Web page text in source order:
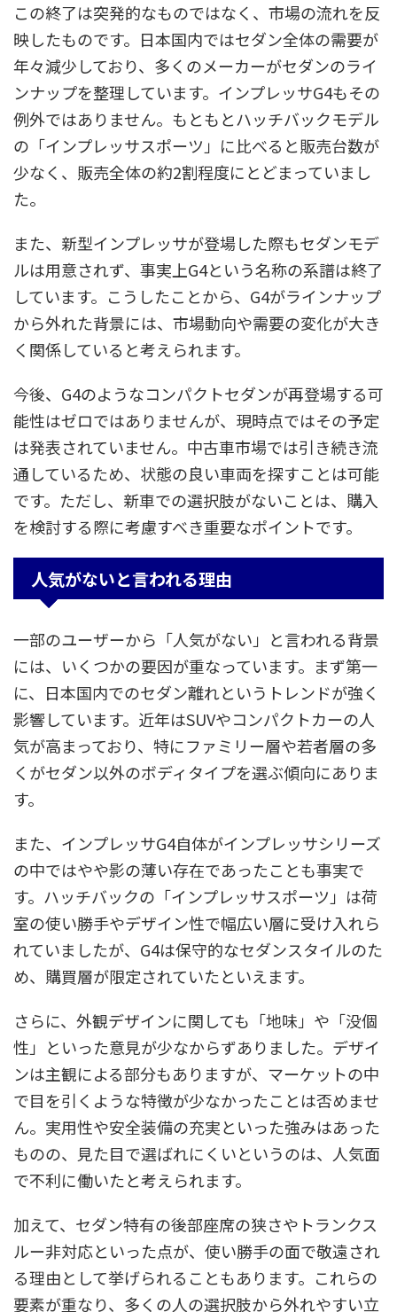
この終了は突発的なものではなく、市場の流れを反
映したものです。日本国内ではセダン全体の需要が
年々減少しており、多くのメーカーがセダンのライ
ンナップを整理しています。インプレッサG4もその
例外ではありません。もともとハッチバックモデル
の「インプレッサスポーツ」に比べると販売台数が
少なく、販売全体の約2割程度にとどまっていまし
た。
また、新型インプレッサが登場した際もセダンモデ
ルは用意されず、事実上G4という名称の系譜は終了
しています。こうしたことから、G4がラインナップ
から外れた背景には、市場動向や需要の変化が大き
く関係していると考えられます。
今後、G4のようなコンパクトセダンが再登場する可
能性はゼロではありませんが、現時点ではその予定
は発表されていません。中古車市場では引き続き流
通しているため、状態の良い車両を探すことは可能
です。ただし、新車での選択肢がないことは、購入
を検討する際に考慮すべき重要なポイントです。
人気がないと言われる理由
一部のユーザーから「人気がない」と言われる背景
には、いくつかの要因が重なっています。まず第一
に、日本国内でのセダン離れというトレンドが強く
影響しています。近年はSUVやコンパクトカーの人
気が高まっており、特にファミリー層や若者層の多
くがセダン以外のボディタイプを選ぶ傾向にありま
す。
また、インプレッサG4自体がインプレッサシリーズ
の中ではやや影の薄い存在であったことも事実で
す。ハッチバックの「インプレッサスポーツ」は荷
室の使い勝手やデザイン性で幅広い層に受け入れら
れていましたが、G4は保守的なセダンスタイルのた
め、購買層が限定されていたといえます。
さらに、外観デザインに関しても「地味」や「没個
性」といった意見が少なからずありました。デザイ
ンは主観による部分もありますが、マーケットの中
で目を引くような特徴が少なかったことは否めませ
ん。実用性や安全装備の充実といった強みはあった
ものの、見た目で選ばれにくいというのは、人気面
で不利に働いたと考えられます。
加えて、セダン特有の後部座席の狭さやトランクス
ルー非対応といった点が、使い勝手の面で敬遠され
る理由として挙げられることもあります。これらの
要素が重なり、多くの人の選択肢から外れやすい立